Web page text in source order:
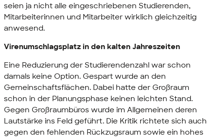
seien ja nicht alle eingeschriebenen Studierenden,
Mitarbeiterinnen und Mitarbeiter wirklich gleichzeitig
anwesend.
Virenumschlagsplatz in den kalten Jahreszeiten
Eine Reduzierung der Studierendenzahl war schon
damals keine Option. Gespart wurde an den
Gemeinschaftsflächen. Dabei hatte der Großraum
schon in der Planungsphase keinen leichten Stand.
Gegen Großraumbüros wurde im Allgemeinen deren
Lautstärke ins Feld geführt. Die Kritik richtete sich auch
gegen den fehlenden Rückzugsraum sowie ein hohes